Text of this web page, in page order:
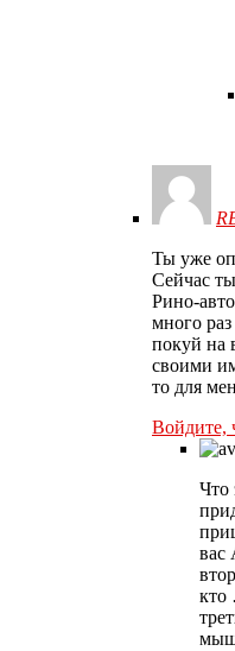
Ты уже
Сейчас
Рино-
много
покуй на
своими
то для
Войдите,
Что
вас
кто